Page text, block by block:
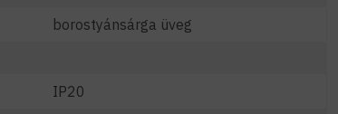
borostyánsárga üveg
IP20